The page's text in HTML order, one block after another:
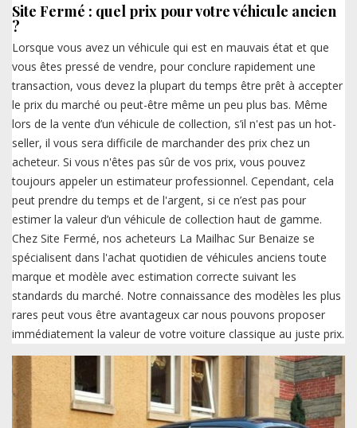
Site Fermé : quel prix pour votre véhicule ancien
?
Lorsque vous avez un véhicule qui est en mauvais état et que
vous êtes pressé de vendre, pour conclure rapidement une
transaction, vous devez la plupart du temps être prêt à accepter
le prix du marché ou peut-être même un peu plus bas. Même
lors de la vente d’un véhicule de collection, s’il n'est pas un hot-
seller, il vous sera difficile de marchander des prix chez un
acheteur. Si vous n'êtes pas sûr de vos prix, vous pouvez
toujours appeler un estimateur professionnel. Cependant, cela
peut prendre du temps et de l'argent, si ce n’est pas pour
estimer la valeur d’un véhicule de collection haut de gamme.
Chez Site Fermé, nos acheteurs La Mailhac Sur Benaize se
spécialisent dans l'achat quotidien de véhicules anciens toute
marque et modèle avec estimation correcte suivant les
standards du marché. Notre connaissance des modèles les plus
rares peut vous être avantageux car nous pouvons proposer
immédiatement la valeur de votre voiture classique au juste prix.